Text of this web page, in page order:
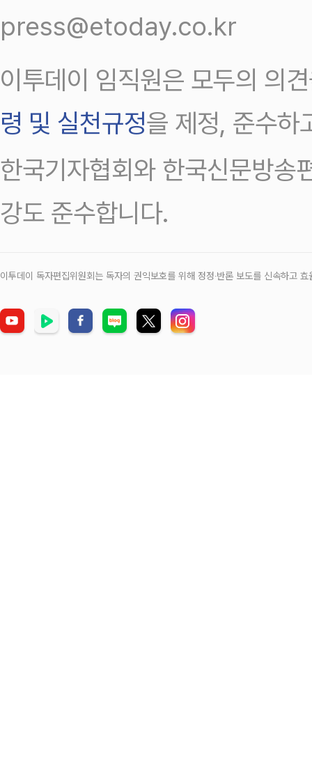
press@etoday.co.kr
이투데이 임직원은 모두의 의
령 및 실천규정을 제정, 준수하
한국기자협회와 한국신문방송
강도 준수합니다.
이투데이 독자편집위원회는 독자의 권익보호를 위해 정정‧반론 보도를 신속하고